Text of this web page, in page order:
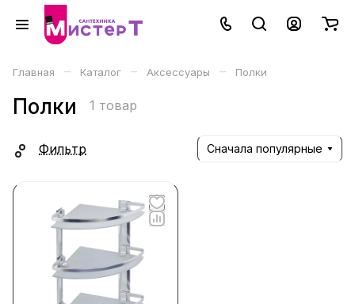
Главная – Каталог – Аксессуары – Полки
Полки 1 товар
Фильтр Сначала популярные